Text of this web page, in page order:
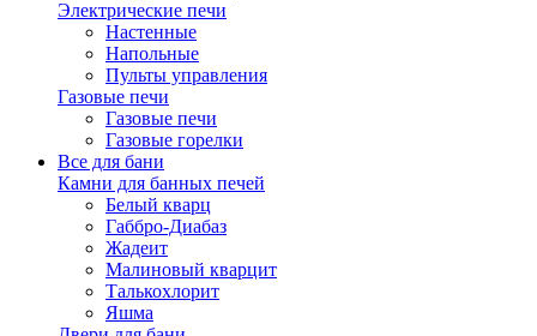
Электрические печи
Настенные
Напольные
Пульты управления
Газовые печи
Газовые печи
Газовые горелки
Все для бани
Камни для банных печей
Белый кварц
Габбро-Диабаз
Жадеит
Малиновый кварцит
Талькохлорит
Яшма